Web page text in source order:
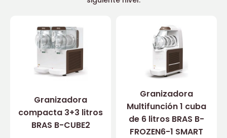
Granizadora
compacta 3+3 litros
BRAS B-CUBE2
Granizadora
Multifunción 1 cuba
de 6 litros BRAS B-
FROZEN6-1 SMART